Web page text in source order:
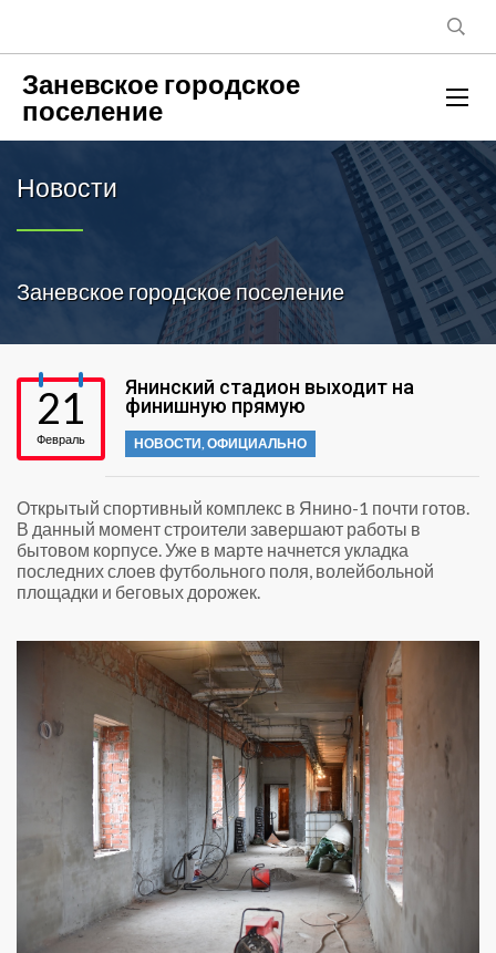
Заневское городское
поселение
Новости
Заневское городское поселение
21
Февраль
Янинский стадион выходит на
финишную прямую
НОВОСТИ,ОФИЦИАЛЬНО
Открытый спортивный комплекс в Янино-1 почти готов.
В данный момент строители завершают работы в
бытовом корпусе. Уже в марте начнется укладка
последних слоев футбольного поля, волейбольной
площадки и беговых дорожек.